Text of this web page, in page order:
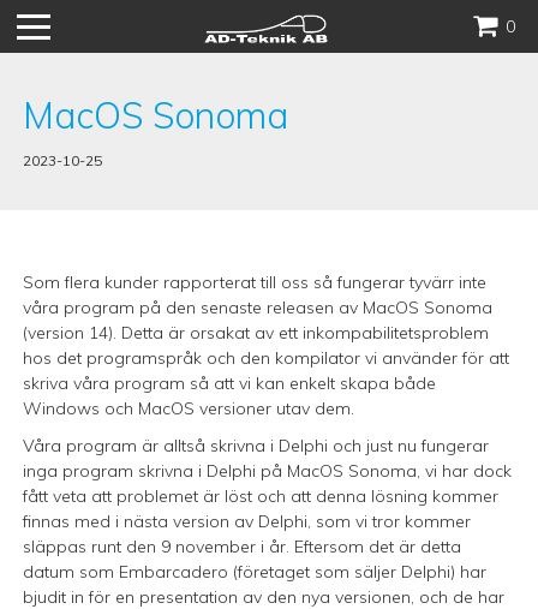
0
Hoppa
MacOS Sonoma
2023-10-25
Som flera kunder rapporterat till oss så fungerar tyvärr inte
våra program på den senaste releasen av MacOS Sonoma
(version 14). Detta är orsakat av ett inkompabilitetsproblem
hos det programspråk och den kompilator vi använder för att
skriva våra program så att vi kan enkelt skapa både
Windows och MacOS versioner utav dem.
Våra program är alltså skrivna i Delphi och just nu fungerar
inga program skrivna i Delphi på MacOS Sonoma, vi har dock
fått veta att problemet är löst och att denna lösning kommer
finnas med i nästa version av Delphi, som vi tror kommer
släppas runt den 9 november i år. Eftersom det är detta
datum som Embarcadero (företaget som säljer Delphi) har
bjudit in för en presentation av den nya versionen, och de har